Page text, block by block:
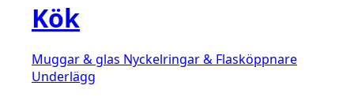
Kök
Muggar & glas Nyckelringar & Flasköppnare
Underlägg